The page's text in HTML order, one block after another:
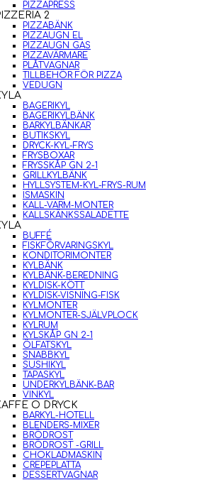
PIZZAPRESS
2
PIZZABÄNK
PIZZAUGN EL
PIZZAUGN GAS
PIZZAVÄRMARE
PLÅTVAGNAR
TILLBEHÖR FÖR PIZZA
VEDUGN
BAGERIKYL
BAGERIKYLBÄNK
BARKYLBÄNKAR
BUTIKSKYL
DRYCK-KYL-FRYS
FRYSBOXAR
FRYSSKÅP GN 2-1
GRILLKYLBÄNK
HYLLSYSTEM-KYL-FRYS-RUM
ISMASKIN
KALL-VARM-MONTER
KALLSKÄNKSSALADETTE
BUFFÉ
FISKFÖRVARINGSKYL
KONDITORIMONTER
KYLBÄNK
KYLBÄNK-BEREDNING
KYLDISK-KÖTT
KYLDISK-VISNING-FISK
KYLMONTER
KYLMONTER-SJÄLVPLOCK
KYLRUM
KYLSKÅP GN 2-1
ÖLFATSKYL
SNABBKYL
SUSHIKYL
TAPASKYL
UNDERKYLBÄNK-BAR
VINKYL
O DRYCK
BARKYL-HOTELL
BLENDERS-MIXER
BRÖDROST
BRÖDROST -GRILL
CHOKLADMASKIN
CREPEPLATTA
DESSERTVAGNAR